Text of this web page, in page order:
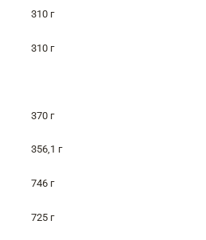
310 г
310 г
370 г
356,1 г
746 г
725 г